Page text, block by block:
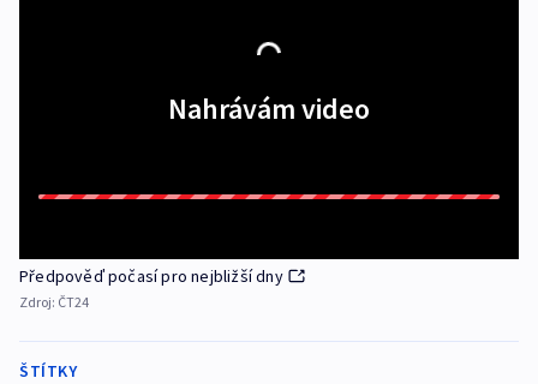
Nahrávám video
Předpověď počasí pro nejbližší dny
Zdroj: ČT24
ŠTÍTKY